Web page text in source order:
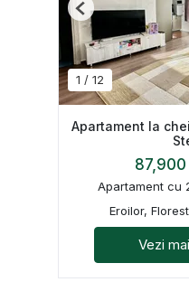
1 / 12
Previous
Apartament la
Apartament cu
Eroilor,
Vezi